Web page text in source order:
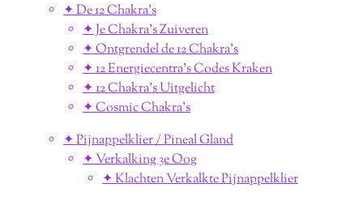
✦ De 12 Chakra's
✦ Je Chakra's Zuiveren
✦ Ontgrendel de 12 Chakra's
✦ 12 Energiecentra's Codes Kraken
✦ 12 Chakra's Uitgelicht
✦ Cosmic Chakra's
✦ Pijnappelklier / Pineal Gland
✦ Verkalking 3e Oog
✦ Klachten Verkalkte Pijnappelklier